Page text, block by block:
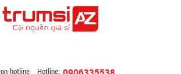
Hotline: